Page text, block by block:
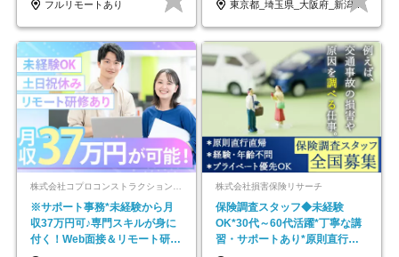
フルリモートあり
東京都_埼玉県_大阪府_新潟県_福岡県
※サポート事務*未経験から月
収37万円可♪専門スキルが身に
付く！Web面接＆リモート研修
株式会社損害保険リサーチ
保険調査スタッフ◆未経験
OK*30代～60代活躍*丁寧な講
習・サポートあり*原則直行直